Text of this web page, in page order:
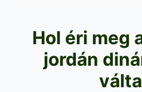
Hol éri meg
jordán